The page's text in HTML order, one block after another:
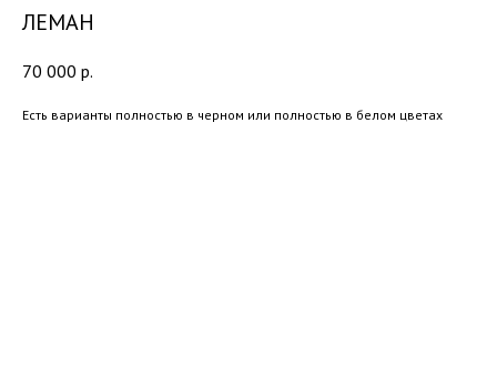
ЛЕМАН
70 000 р.
Есть варианты полностью в черном или полностью в белом цветах